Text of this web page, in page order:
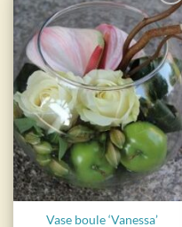
Ajouter
à la
wishlist
Vase boule ‘Vanessa’